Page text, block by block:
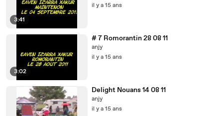
3:41
il y a 15 ans
3:02
# 7 Romorantin 28 08 11
anjy
il y a 15 ans
Delight Nouans 14 08 11
anjy
il y a 15 ans